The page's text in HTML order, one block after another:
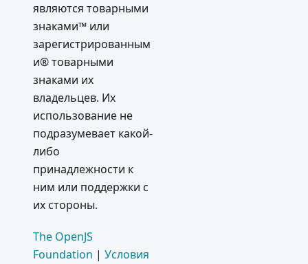
являются товарными
знаками™ или
зарегистрированным
и® товарными
знаками их
владельцев. Их
использование не
подразумевает какой-
либо
принадлежности к
ним или поддержки с
их стороны.
The OpenJS
Foundation | Условия